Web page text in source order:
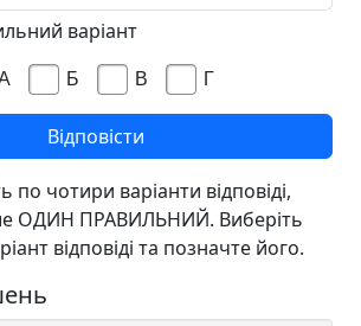
варіант
Б В Г
чотири варіанти відповіді,
ОДИН ПРАВИЛЬНИЙ. Виберіть
відповіді та позначте його.